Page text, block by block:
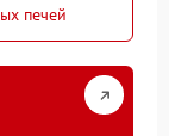
печей